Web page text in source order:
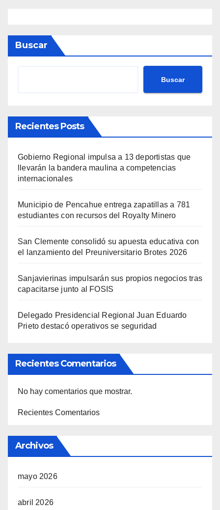
Buscar
Buscar
Recientes Posts
Gobierno Regional impulsa a 13 deportistas que
llevarán la bandera maulina a competencias
internacionales
Municipio de Pencahue entrega zapatillas a 781
estudiantes con recursos del Royalty Minero
San Clemente consolidó su apuesta educativa con
el lanzamiento del Preuniversitario Brotes 2026
Sanjavierinas impulsarán sus propios negocios tras
capacitarse junto al FOSIS
Delegado Presidencial Regional Juan Eduardo
Prieto destacó operativos se seguridad
Recientes Comentarios
No hay comentarios que mostrar.
Recientes Comentarios
Archivos
mayo 2026
abril 2026